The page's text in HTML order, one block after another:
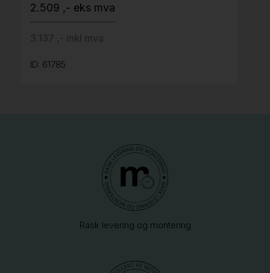
2.509 ,- eks mva
ID: 61785
Rask levering og montering